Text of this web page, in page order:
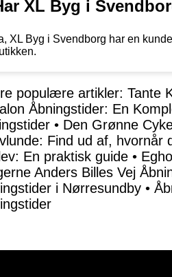
XL Byg i
XL Byg i Svendborg har en
populære artikler: Tante
Åbningstider: En
• Den Grønne
Find ud af, hvornår
En praktisk guide •
Anders Billes Vej
i Nørresundby •